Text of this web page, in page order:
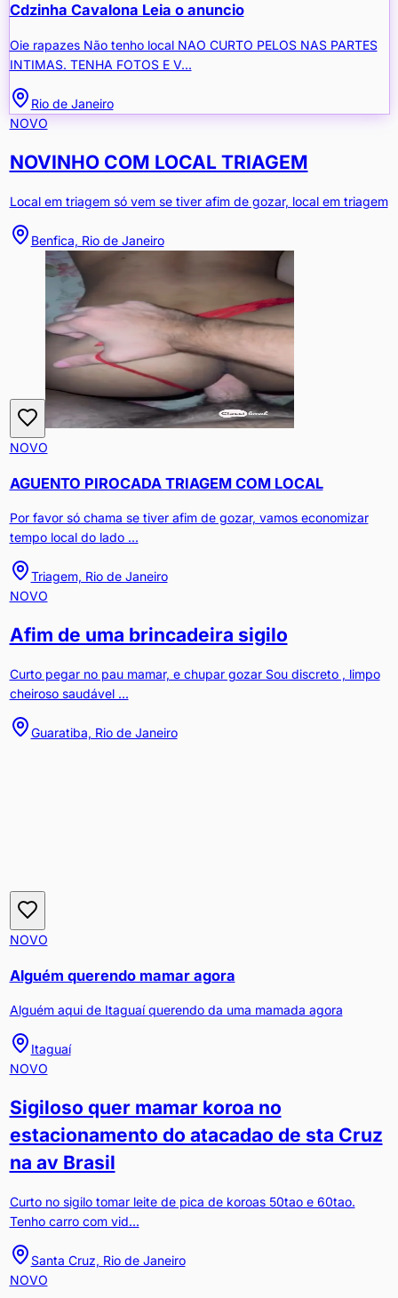
Cdzinha Cavalona Leia o anuncio
Oie rapazes Não tenho local NAO CURTO PELOS NAS PARTES
INTIMAS. TENHA FOTOS E V...
Rio de Janeiro
NOVO
NOVINHO COM LOCAL TRIAGEM
Local em triagem só vem se tiver afim de gozar, local em triagem
Benfica, Rio de Janeiro
NOVO
AGUENTO PIROCADA TRIAGEM COM LOCAL
Por favor só chama se tiver afim de gozar, vamos economizar
tempo local do lado ...
Triagem, Rio de Janeiro
NOVO
Afim de uma brincadeira sigilo
Curto pegar no pau mamar, e chupar gozar Sou discreto , limpo
cheiroso saudável ...
Guaratiba, Rio de Janeiro
NOVO
Alguém querendo mamar agora
Alguém aqui de Itaguaí querendo da uma mamada agora
Itaguaí
NOVO
Sigiloso quer mamar koroa no
estacionamento do atacadao de sta Cruz
na av Brasil
Curto no sigilo tomar leite de pica de koroas 50tao e 60tao.
Tenho carro com vid...
Santa Cruz, Rio de Janeiro
NOVO